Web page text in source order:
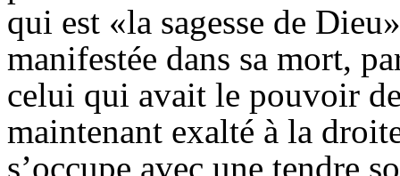
qui est «la sagesse de
manifestée dans sa mort,
celui qui avait le pouvoir
maintenant exalté à la
s’occupe avec une tendre